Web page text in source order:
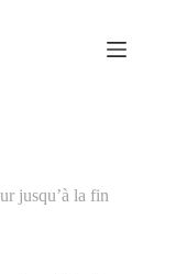
jusqu’à la fin